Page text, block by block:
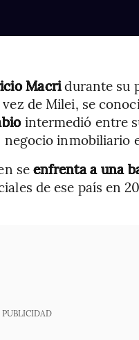
Macridurante su
de Milei, se
intermedió entre
inmobiliario
seenfrenta a una
de ese país en
PUBLICIDAD